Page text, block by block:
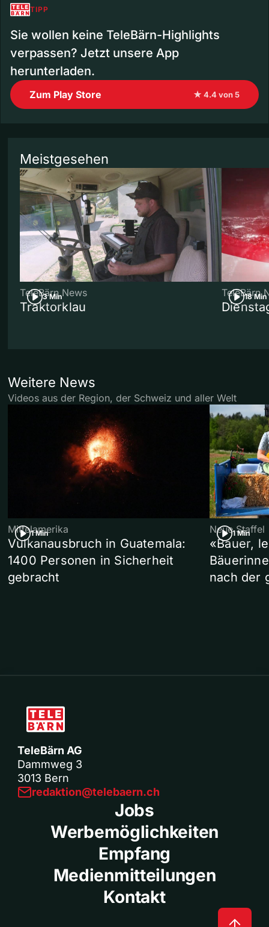
TIPP
Sie wollen keine TeleBärn-Highlights
verpassen? Jetzt unsere App
herunterladen.
Zum Play Store ★ 4.4 von 5
Meistgesehen
3 Min
TeleBärn News
Traktorklau
18 Min
TeleBärn
Weitere News
Videos aus der Region, der Schweiz und aller Welt
1 Min
Mittelamerika
Vulkanausbruch in Guatemala:
1400 Personen in Sicherheit
gebracht
1 Min
Neue Staffel
«Bauer,
nach der
TeleBärn AG
Dammweg 3
3013 Bern
redaktion@telebaern.ch
Jobs
Werbemöglichkeiten
Empfang
Medienmitteilungen
Kontakt